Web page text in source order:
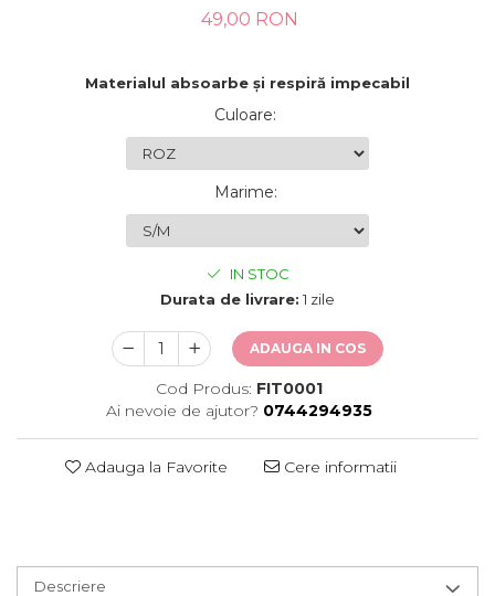
49,00 RON
Materialul absoarbe și respiră impecabil
Culoare:
Marime:
IN STOC
Durata de livrare: 1 zile
ADAUGA IN COS
Cod Produs: FIT0001
Ai nevoie de ajutor? 0744294935
Adauga la Favorite Cere informatii
Descriere